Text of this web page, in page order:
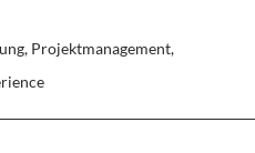
Projektmanagement,